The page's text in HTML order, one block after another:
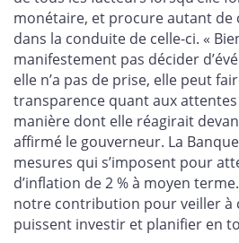
monétaire, et procure autant
dans la conduite de celle-ci. «
manifestement pas décider
elle n’a pas de prise, elle peut
transparence quant aux attentes
manière dont elle réagirait
affirmé le gouverneur. La
mesures qui s’imposent pour
d’inflation de 2 % à moyen
notre contribution pour veiller à
puissent investir et planifier en